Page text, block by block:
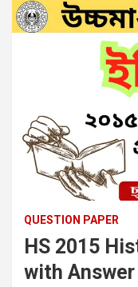
QUESTION PAPER
HS 2015
with Answer |